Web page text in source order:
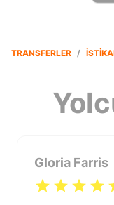
TRANSFERLER /
Gloria Farris